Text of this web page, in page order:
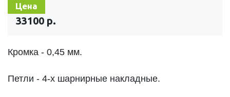
Цена
33100 р.
Кромка - 0,45 мм.
Петли - 4-х шарнирные накладные.